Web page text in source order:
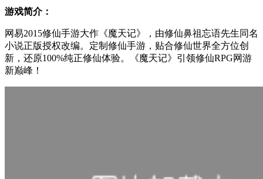
游戏简介：
网易2015修仙手游大作《魔天记》，由修仙鼻祖忘语先生同名
小说正版授权改编。定制修仙手游，贴合修仙世界全方位创
新，还原100%纯正修仙体验。《魔天记》引领修仙RPG网游
新巅峰！